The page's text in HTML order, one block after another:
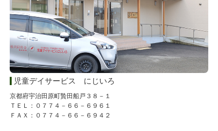
児童デイサービス にじいろ
京都府宇治田原町贄田船戸３８－１
ＴＥＬ：０７７４－６６－６９６１
ＦＡＸ：０７７４－６６－６９４２